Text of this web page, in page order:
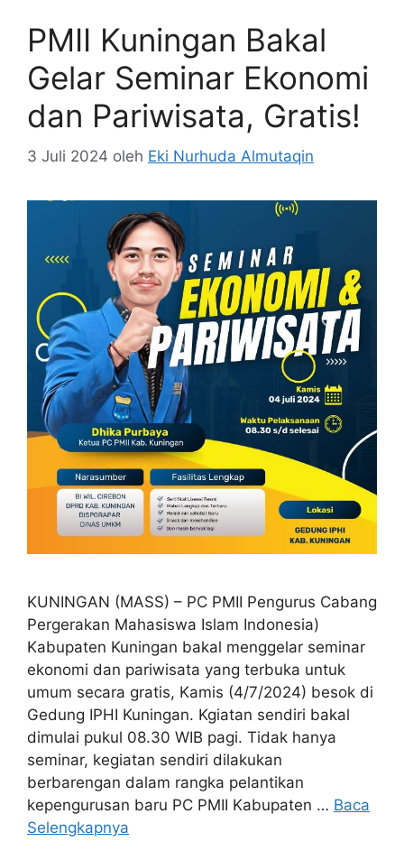
PMII Kuningan Bakal
Gelar Seminar Ekonomi
dan Pariwisata, Gratis!
3 Juli 2024 oleh Eki Nurhuda Almutaqin
KUNINGAN (MASS) – PC PMII Pengurus Cabang
Pergerakan Mahasiswa Islam Indonesia)
Kabupaten Kuningan bakal menggelar seminar
ekonomi dan pariwisata yang terbuka untuk
umum secara gratis, Kamis (4/7/2024) besok di
Gedung IPHI Kuningan. Kgiatan sendiri bakal
dimulai pukul 08.30 WIB pagi. Tidak hanya
seminar, kegiatan sendiri dilakukan
berbarengan dalam rangka pelantikan
kepengurusan baru PC PMII Kabupaten … Baca
Selengkapnya